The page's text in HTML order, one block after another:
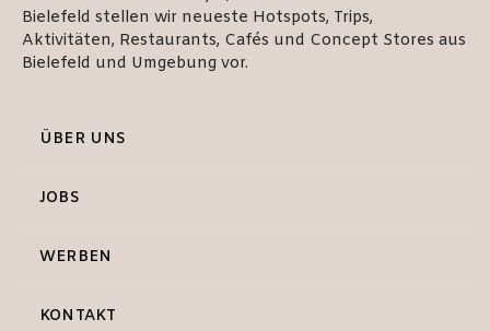
Bielefeld stellen wir neueste Hotspots, Trips,
Aktivitäten, Restaurants, Cafés und Concept Stores aus
Bielefeld und Umgebung vor.
ÜBER UNS
JOBS
WERBEN
KONTAKT